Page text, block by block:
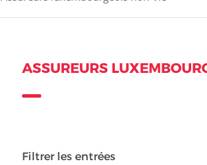
ASSUREURS
Filtrer les entrées